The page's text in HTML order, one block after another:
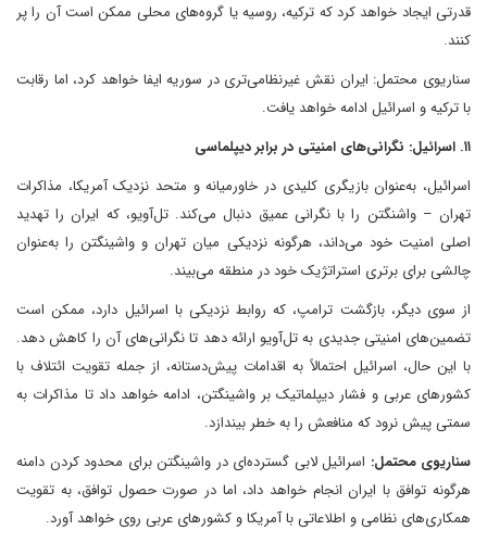
قدرتی ایجاد خواهد کرد که ترکیه، روسیه یا گروه‌های محلی ممکن است آن را پر
کنند.
سناریوی محتمل: ایران نقش غیرنظامی‌تری در سوریه ایفا خواهد کرد، اما رقابت
با ترکیه و اسرائیل ادامه خواهد یافت.
۱۱. اسرائیل: نگرانی‌های امنیتی در برابر دیپلماسی
اسرائیل، به‌عنوان بازیگری کلیدی در خاورمیانه و متحد نزدیک آمریکا، مذاکرات
تهران – واشنگتن را با نگرانی عمیق دنبال می‌کند. تل‌آویو، که ایران را تهدید
اصلی امنیت خود می‌داند، هرگونه نزدیکی میان تهران و واشینگتن را به‌عنوان
چالشی برای برتری استراتژیک خود در منطقه می‌بیند.
از سوی دیگر، بازگشت ترامپ، که روابط نزدیکی با اسرائیل دارد، ممکن است
تضمین‌های امنیتی جدیدی به تل‌آویو ارائه دهد تا نگرانی‌های آن را کاهش دهد.
با این حال، اسرائیل احتمالاً به اقدامات پیش‌دستانه، از جمله تقویت ائتلاف با
کشورهای عربی و فشار دیپلماتیک بر واشینگتن، ادامه خواهد داد تا مذاکرات به
سمتی پیش نرود که منافعش را به خطر بیندازد.
سناریوی محتمل: اسرائیل لابی گسترده‌ای در واشینگتن برای محدود کردن دامنه
هرگونه توافق با ایران انجام خواهد داد، اما در صورت حصول توافق، به تقویت
همکاری‌های نظامی و اطلاعاتی با آمریکا و کشورهای عربی روی خواهد آورد.